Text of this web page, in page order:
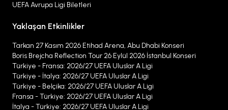
UEFA Avrupa Ligi Biletleri
Yaklaşan Etkinlikler
Tarkan 27 Kasım 2026 Etihad Arena, Abu Dhabi Konseri
Boris Brejcha Reflection Tour 26 Eylül 2026 İstanbul Konseri
Türkiye - Fransa: 2026/27 UEFA Uluslar A Ligi
Türkiye - İtalya: 2026/27 UEFA Uluslar A Ligi
Türkiye - Belçika: 2026/27 UEFA Uluslar A Ligi
Fransa - Türkiye: 2026/27 UEFA Uluslar A Ligi
İtalya - Türkiye: 2026/27 UEFA Uluslar A Ligi